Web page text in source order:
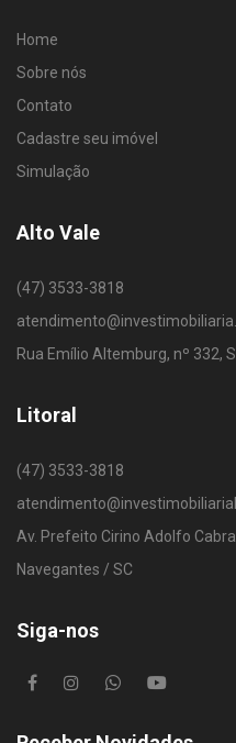
Home
Sobre nós
Contato
Cadastre seu imóvel
Simulação
Alto Vale
(47) 3533-3818
Rua Emílio Altemburg, nº 332,
Litoral
(47) 3533-3818
Av. Prefeito Cirino Adolfo
Navegantes / SC
Siga-nos